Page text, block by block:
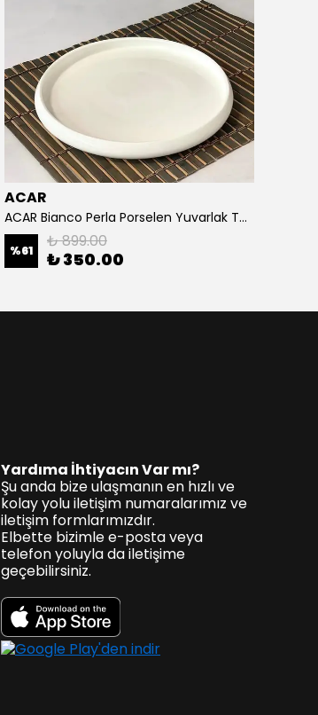
ACAR
ACAR Bianco Perla Porselen Yuvarlak Tabak 23.5x2.5 cm
%61 ₺ 899.00
₺ 350.00
Yardıma İhtiyacın Var mı?
Şu anda bize ulaşmanın en hızlı ve
kolay yolu iletişim numaralarımız ve
iletişim formlarımızdır.
Elbette bizimle e-posta veya
telefon yoluyla da iletişime
geçebilirsiniz.